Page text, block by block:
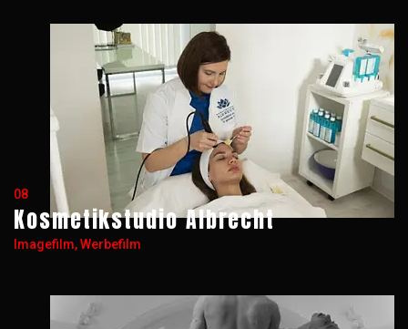
08
Kosmetikstudio Albrecht
Imagefilm, Werbefilm